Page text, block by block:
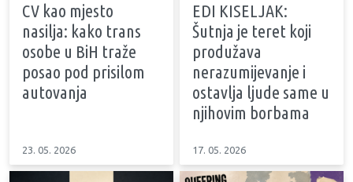
CV kao mjesto
nasilja: kako trans
osobe u BiH traže
posao pod prisilom
autovanja
23. 05. 2026
EDI KISELJAK:
Šutnja je teret koji
produžava
nerazumijevanje i
ostavlja ljude same u
njihovim borbama
17. 05. 2026